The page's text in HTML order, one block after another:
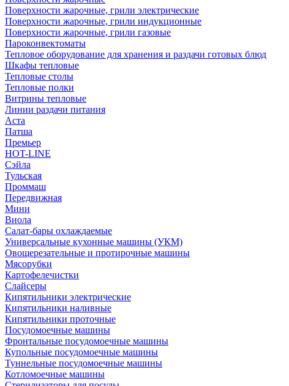
Поверхности жарочные, грили электрические
Поверхности жарочные, грили индукционные
Поверхности жарочные, грили газовые
Пароконвектоматы
Тепловое оборудование для хранения и раздачи готовых блюд
Шкафы тепловые
Тепловые столы
Тепловые полки
Витрины тепловые
Линии раздачи питания
Аста
Патша
Премьер
HOT-LINE
Сэйла
Тульская
Проммаш
Передвижная
Мини
Виола
Салат-бары охлаждаемые
Универсальные кухонные машины (УКМ)
Овощерезательные и протирочные машины
Мясорубки
Картофелечистки
Слайсеры
Кипятильники электрические
Кипятильники наливные
Кипятильники проточные
Посудомоечные машины
Фронтальные посудомоечные машины
Купольные посудомоечные машины
Туннельные посудомоечные машины
Котломоечные машины